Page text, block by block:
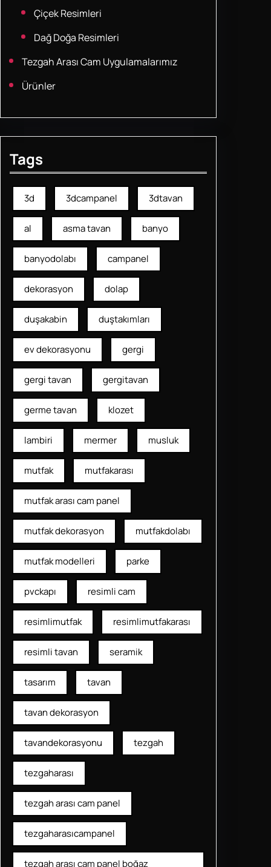
Çiçek Resimleri
Dağ Doğa Resimleri
Tezgah Arası Cam Uygulamalarımız
Ürünler
Tags
3d 3dcampanel 3dtavan
al asma tavan banyo
banyodolabı campanel
dekorasyon dolap
duşakabin duştakımları
ev dekorasyonu gergi
gergi tavan gergitavan
germe tavan klozet
lambiri mermer musluk
mutfak mutfakarası
mutfak arası cam panel
mutfak dekorasyon mutfakdolabı
mutfak modelleri parke
pvckapı resimli cam
resimlimutfak resimlimutfakarası
resimli tavan seramik
tasarım tavan
tavan dekorasyon
tavandekorasyonu tezgah
tezgaharası
tezgah arası cam panel
tezgaharasıcampanel
tezgah arası cam panel boğaz